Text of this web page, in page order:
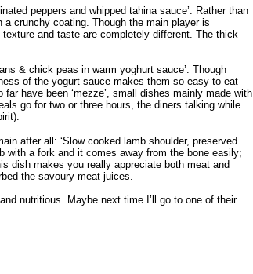
peppers and whipped tahina sauce’. Rather than
a crunchy coating. Though the main player is
and taste are completely different. The thick
& chick peas in warm yoghurt sauce’. Though
of the yogurt sauce makes them so easy to eat
have been ‘mezze’, small dishes mainly made with
go for two or three hours, the diners talking while
after all: ‘Slow cooked lamb shoulder, preserved
with a fork and it comes away from the bone easily;
dish makes you really appreciate both meat and
the savoury meat juices.
nutritious. Maybe next time I’ll go to one of their